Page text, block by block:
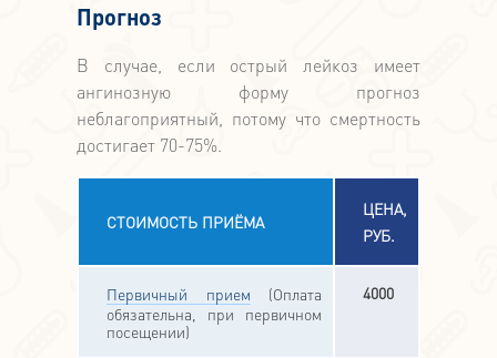
Прогноз
В случае, если острый лейкоз имеет
ангинозную форму прогноз
неблагоприятный, потому что смертность
достигает 70-75%.
СТОИМОСТЬ ПРИЁМА
ЦЕНА,
РУБ.
Первичный прием (Оплата
обязательна, при первичном
посещении)
4000